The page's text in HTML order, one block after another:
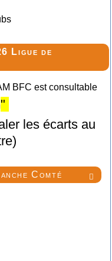

Comté
Ligue de
BFC est consultable
"
les écarts au